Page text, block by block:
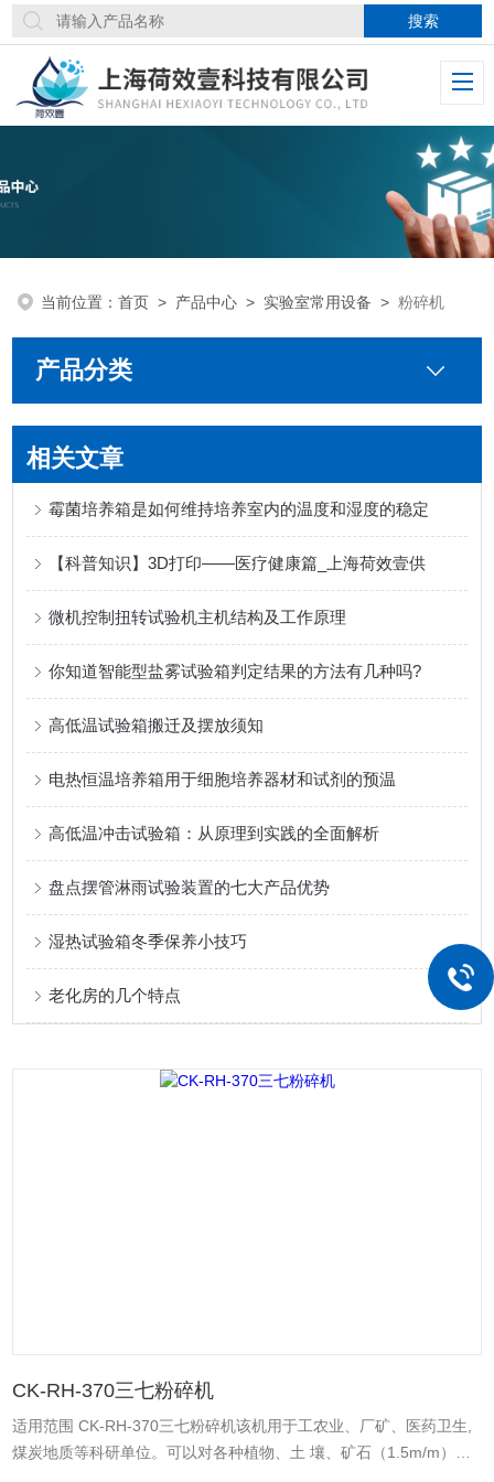
当前位置：首页 > 产品中心 > 实验室常用设备 >粉碎机
产品分类
相关文章
霉菌培养箱是如何维持培养室内的温度和湿度的稳定
【科普知识】3D打印——医疗健康篇_上海荷效壹供
微机控制扭转试验机主机结构及工作原理
你知道智能型盐雾试验箱判定结果的方法有几种吗?
高低温试验箱搬迁及摆放须知
电热恒温培养箱用于细胞培养器材和试剂的预温
高低温冲击试验箱：从原理到实践的全面解析
盘点摆管淋雨试验装置的七大产品优势
湿热试验箱冬季保养小技巧
老化房的几个特点
CK-RH-370三七粉碎机
适用范围 CK-RH-370三七粉碎机该机用于工农业、厂矿、医药卫生,
煤炭地质等科研单位。可以对各种植物、土 壤、矿石（1.5m/m）、